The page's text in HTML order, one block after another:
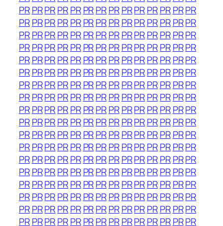
PRPRPRPRPR PRPRPRPRPRPRPR PRPR
PRPRPRPRPR PRPRPRPRPRPRPR PRPR
PRPRPRPRPR PRPRPRPRPRPRPR PRPR
PRPRPRPRPR PRPRPRPRPRPRPR PRPR
PRPRPRPRPR PRPRPRPRPRPRPR PRPR
PRPRPRPRPR PRPRPRPRPRPRPR PRPR
PRPRPRPRPR PRPRPRPRPRPRPR PRPR
PRPRPRPRPR PRPRPRPRPRPRPR PRPR
PRPRPRPRPR PRPRPRPRPRPRPR PRPR
PRPRPRPRPR PRPRPRPRPRPRPR PRPR
PRPRPRPRPR PRPRPRPRPRPRPR PRPR
PRPRPRPRPR PRPRPRPRPRPRPR PRPR
PRPRPRPRPR PRPRPRPRPRPRPR PRPR
PRPRPRPRPR PRPRPRPRPRPRPR PRPR
PRPRPRPRPR PRPRPRPRPRPRPR PRPR
PRPRPRPRPR PRPRPRPRPRPRPR PRPR
PRPRPRPRPR PRPRPRPRPRPRPR PRPR
PRPRPRPRPR PRPRPRPRPRPRPR PRPR